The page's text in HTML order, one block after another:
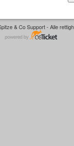
& Co Support - Alle